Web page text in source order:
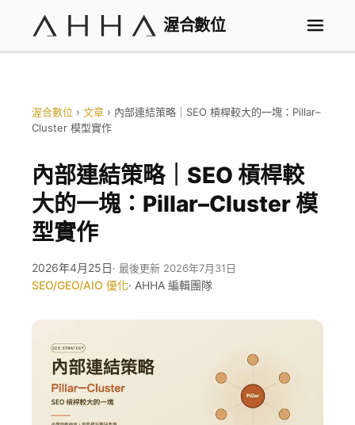
渥合數位
渥合數位 › 文章 › 內部連結策略｜SEO 槓桿較大的一塊：Pillar–
Cluster 模型實作
內部連結策略｜SEO 槓桿較
大的一塊：Pillar–Cluster 模
型實作
2026年4月25日· 最後更新 2026年7月31日
SEO/GEO/AIO 優化· AHHA 編輯團隊